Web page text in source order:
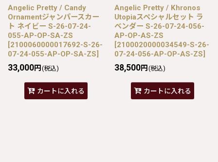
Angelic Pretty / Candy
Ornamentジャンパースカー
ト ネイビー S-26-07-24-
055-AP-OP-SA-ZS
[2100060000017692-S-26-
07-24-055-AP-OP-SA-ZS]
33,000円 (税込)
カートに入れる
Angelic Pretty / Khronos
Utopiaスペシャルセット ラ
ベンダー S-26-07-24-056-
AP-OP-AS-ZS
[2100020000034549-S-26-
07-24-056-AP-OP-AS-ZS]
38,500円 (税込)
カートに入れる